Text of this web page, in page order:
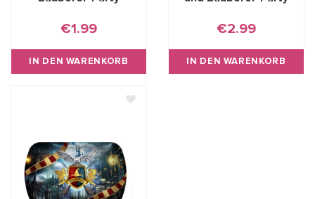
€1.99
IN DEN WARENKORB
€2.99
IN DEN WARENKORB